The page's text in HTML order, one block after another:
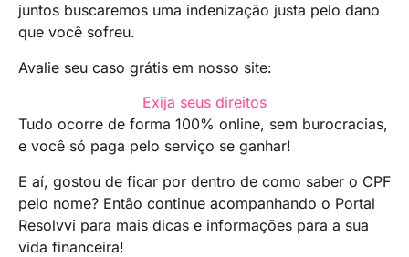
juntos buscaremos uma indenização justa pelo dano
que você sofreu.
Avalie seu caso grátis em nosso site:
Exija seus direitos
Tudo ocorre de forma 100% online, sem burocracias,
e você só paga pelo serviço se ganhar!
E aí, gostou de ficar por dentro de como saber o CPF
pelo nome? Então continue acompanhando o Portal
Resolvvi para mais dicas e informações para a sua
vida financeira!